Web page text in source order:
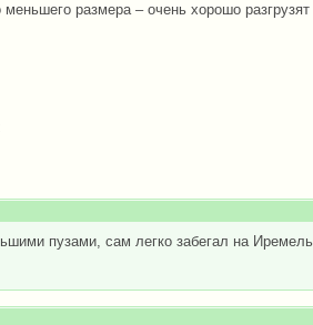
размера – очень хорошо
пузами, сам легко забегал на